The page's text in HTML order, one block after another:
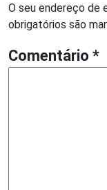
O seu endereço de
obrigatórios são
Comentário *